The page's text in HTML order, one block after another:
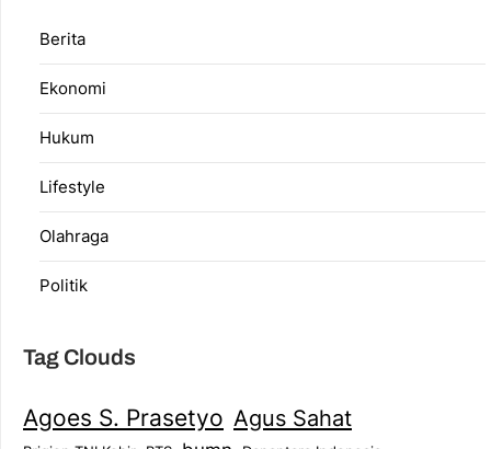
Berita
Ekonomi
Hukum
Lifestyle
Olahraga
Politik
Tag Clouds
Agoes S. Prasetyo Agus Sahat